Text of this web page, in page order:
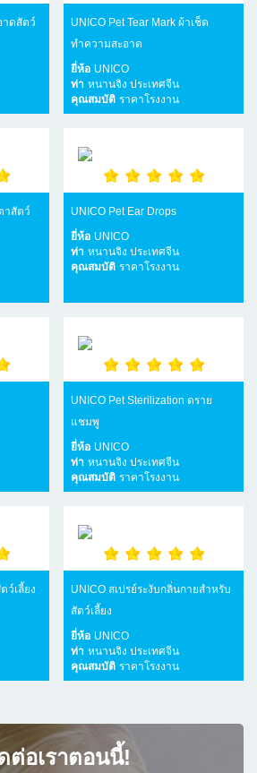
าดสัตว์
UNICO Pet Tear Mark ผ้าเช็ด
ทำความสะอาด
ยี่ห้อ UNICO
ท่า หนานจิง ประเทศจีน
คุณสมบัติ ราคาโรงงาน
าสัตว์
UNICO Pet Ear Drops
ยี่ห้อ UNICO
ท่า หนานจิง ประเทศจีน
คุณสมบัติ ราคาโรงงาน
UNICO Pet Sterilization ดราย
แชมพู
ยี่ห้อ UNICO
ท่า หนานจิง ประเทศจีน
คุณสมบัติ ราคาโรงงาน
ว์เลี้ยง
UNICO สเปรย์ระงับกลิ่นกายสำหรับ
สัตว์เลี้ยง
ยี่ห้อ UNICO
ท่า หนานจิง ประเทศจีน
คุณสมบัติ ราคาโรงงาน
ต่อเราตอนนี้!